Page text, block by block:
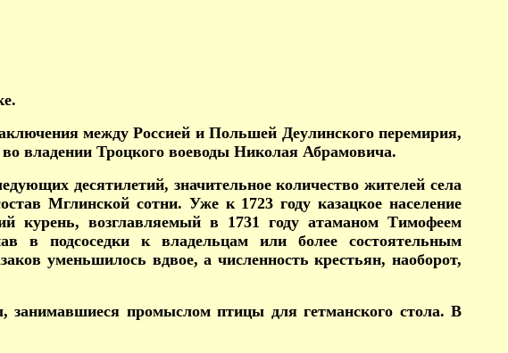
между Россией и Польшей Деулинского перемирия,
во владении Троцкого воеводы Николая Абрамовича.
десятилетий, значительное количество жителей села
Мглинской сотни. Уже к 1723 году казацкое население
курень, возглавляемый в 1731 году атаманом Тимофеем
в подсоседки к владельцам или более состоятельным
уменьшилось вдвое, а численность крестьян, наоборот,
промыслом птицы для гетманского стола. В